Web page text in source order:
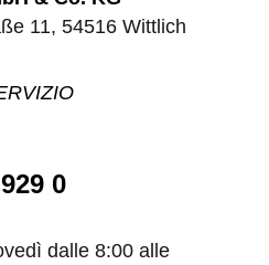
11, 54516 Wittlich
0
dalle 8:00 alle